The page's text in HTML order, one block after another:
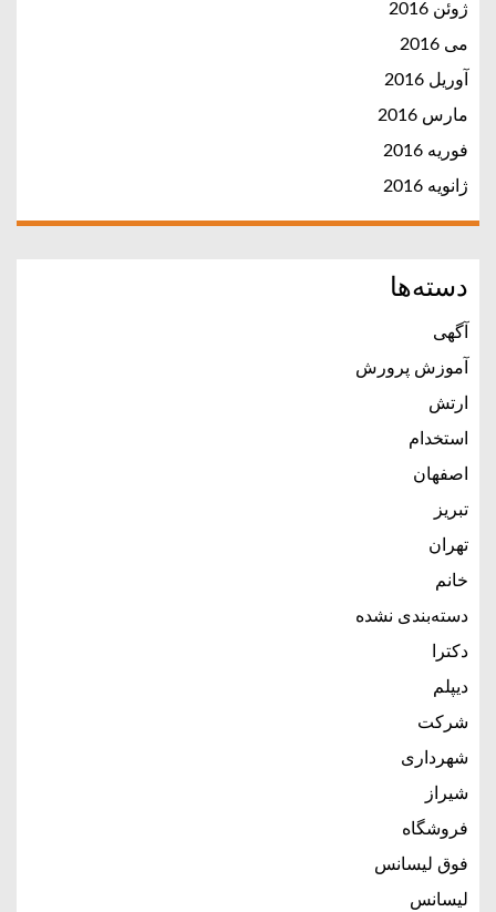
ژوئن 2016
می 2016
آوریل 2016
مارس 2016
فوریه 2016
ژانویه 2016
دسته‌ها
آگهی
آموزش پرورش
ارتش
استخدام
اصفهان
تبریز
تهران
خانم
دسته‌بندی نشده
دکترا
دیپلم
شرکت
شهرداری
شیراز
فروشگاه
فوق لیسانس
لیسانس